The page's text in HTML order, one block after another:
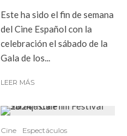
Este ha sido el fin de semana
del Cine Español con la
celebración el sábado de la
Gala de los...
LEER MÁS
Cine
Espectáculos